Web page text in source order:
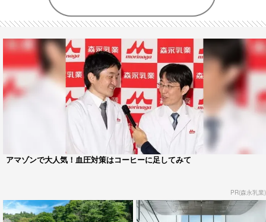
アマゾンで大人気！血圧対策はコーヒーに足してみて
PR(森永乳業)